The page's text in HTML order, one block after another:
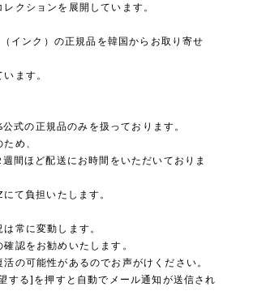
クションを展開しています。
インク）の正規品を韓国からお取り寄せ
ます。
式の正規品のみを扱っております。
め、
間ほど配送にお時間をいただいておりま
て負担いたします。
常に変動します。
認をお勧めいたします。
の可能性があるのでお声がけください。
する]を押すと自動でメール通知が送信され